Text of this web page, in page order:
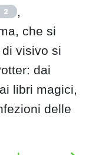
2
,
che si
visivo si
dai
libri magici,
delle